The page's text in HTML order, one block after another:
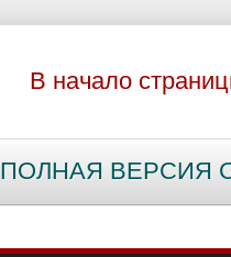
В начало
ПОЛНАЯ ВЕРСИЯ